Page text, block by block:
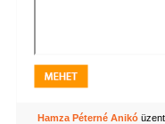
Hamza Péterné Anikó